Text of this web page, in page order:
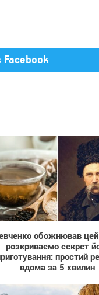
обожнював цей
розкриваємо секрет
простий
вдома за 5 хвилин